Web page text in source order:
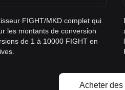
FIGHT/MKD complet qui
les montants de conversion
de 1 à 10000 FIGHT en
Acheter des